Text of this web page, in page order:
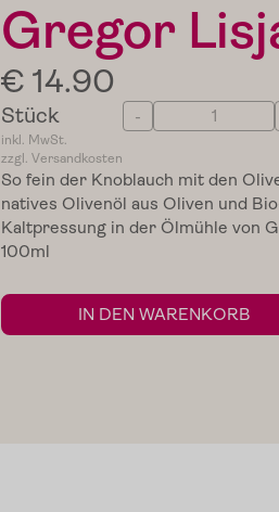
Gregor
€ 14.90
Stück -
inkl. MwSt.
zzgl. Versandkosten
So fein der Knoblauch mit den
natives Olivenöl aus Oliven und
Kaltpressung in der Ölmühle von
100ml
IN DEN WARENKORB